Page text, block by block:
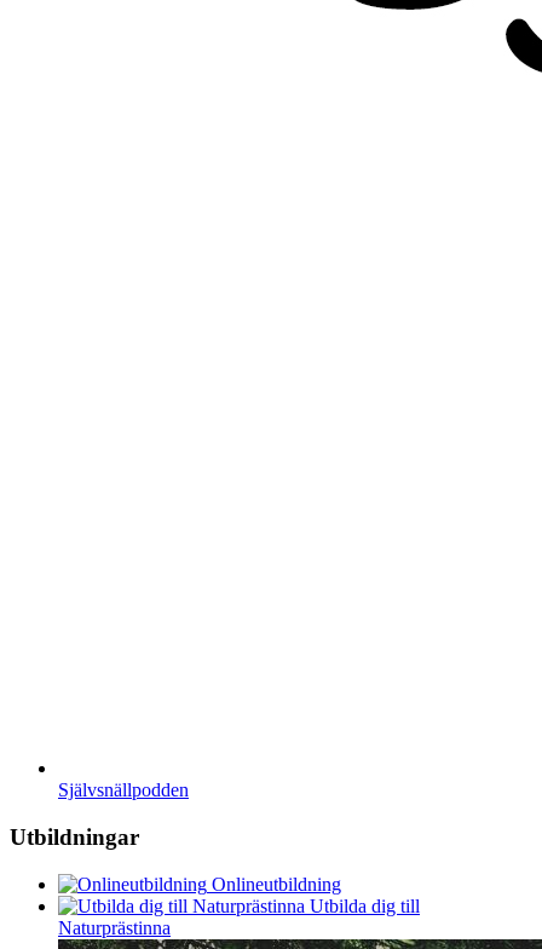
Självsnällpodden
Utbildningar
Onlineutbildning
Utbilda dig till
Naturprästinna